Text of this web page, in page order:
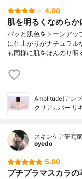
4.00
肌を明るくなめらか
パッと肌色をトーンアッ
に仕上がりがナチュラル
も同様に肌をほんのり明
Amplitude(アン
クリアカバー リ
スキンケア研究
oyedo
5.00
プチプラマスカラの